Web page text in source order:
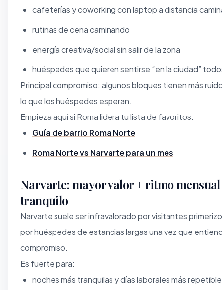
cafeterías y coworking con laptop a distancia
rutinas de cena caminando
energía creativa/social sin salir de la zona
huéspedes que quieren sentirse “en la ciudad”
Principal compromiso: algunos bloques tienen más
lo que los huéspedes esperan.
Empieza aquí si Roma lidera tu lista de favoritos:
Guía de barrio Roma Norte
Roma Norte vs Narvarte para un mes
Narvarte: mayor valor + ritmo
tranquilo
Narvarte suele ser infravalorado por visitantes
por huéspedes de estancias largas una vez que
compromiso.
Es fuerte para:
noches más tranquilas y días laborales más